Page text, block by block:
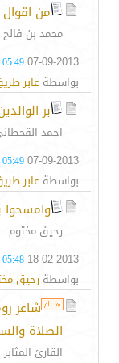
من
محمد بن
07-09-2013
05:49 PM
بواسطة عابر
بر
احمد القحطاني
07-09-2013
05:49 PM
بواسطة عابر
وامسحوا
رحيق مختوم
18-02-2013
05:48 AM
بواسطة رحيق
شاعر
الصلاة
القارئ المثابر